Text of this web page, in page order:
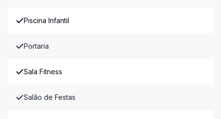
Piscina Infantil
Portaria
Sala Fitness
Salão de Festas